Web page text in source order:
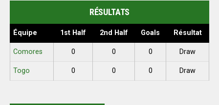
RÉSULTATS
Équipe 1st Half 2nd Half Goals Résultat
Comores 0 0 0 Draw
Togo 0 0 0 Draw